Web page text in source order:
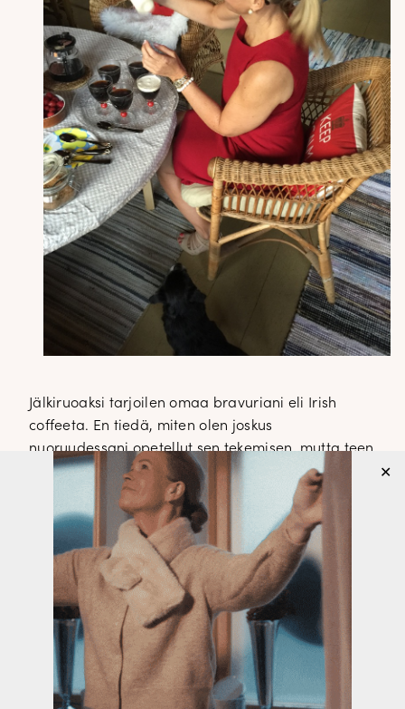
Jälkiruoaksi tarjoilen omaa bravuriani eli Irish
coffeeta. En tiedä, miten olen joskus
nuoruudessani opetellut sen tekemisen, mutta teen
sen yleensä aina huvilalla jälkkäriksi. Eli lasiin
laitetaan hieman Jameson viskiä ja fariinisokeria.
Päälle kaadetaan kuumaa kahvia, Presidentin
tumma paahtoa.
✕